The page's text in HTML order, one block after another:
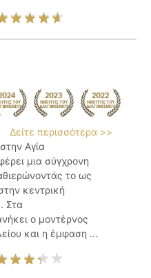
Δείτε περισσότερα >>
Αγία
μια σύγχρονη
το ως
κεντρική
Στα
ο μοντέρνος
και η έμφαση ...